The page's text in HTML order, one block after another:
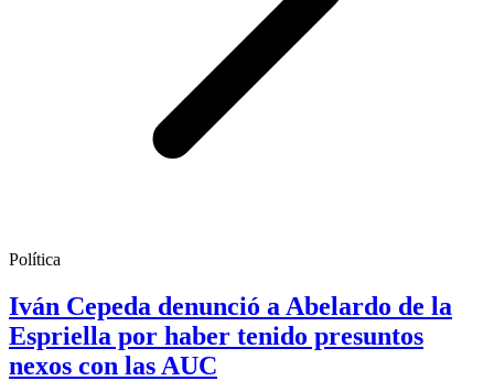
Política
Iván Cepeda denunció a Abelardo de la
Espriella por haber tenido presuntos
nexos con las AUC